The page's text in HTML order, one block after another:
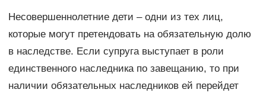
Несовершеннолетние дети – одни из тех лиц,
которые могут претендовать на обязательную долю
в наследстве. Если супруга выступает в роли
единственного наследника по завещанию, то при
наличии обязательных наследников ей перейдет